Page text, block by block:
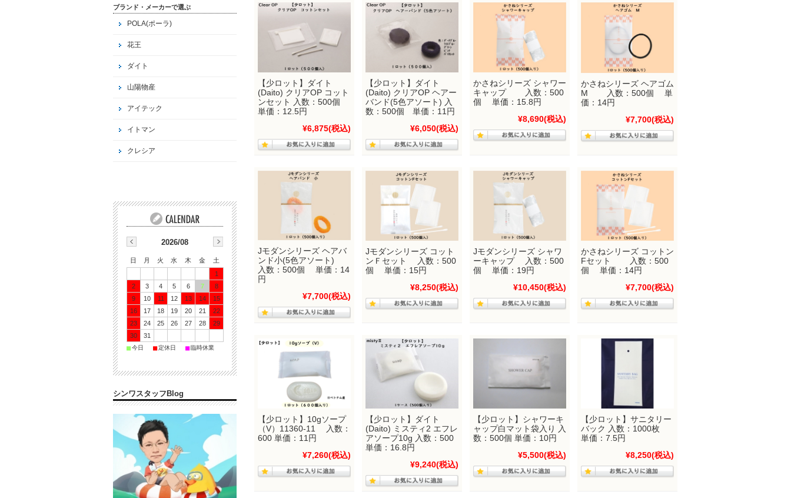
【少ロット】ダイト
(Daito) クリアOP コット
ンセット 入数：500個
単価：12.5円
¥6,875(税込)
【少ロット】ダイト
(Daito) クリアOP ヘアー
バンド(5色アソート) 入
数：500個 単価：11円
¥6,050(税込)
かさねシリーズ シャワー
キャップ 入数：500
個 単価：15.8円
¥8,690(税込)
かさねシリーズ ヘアゴム
M 入数：500個 単
価：14円
¥7,700(税込)
Jモダンシリーズ ヘアバ
ンド小(5色アソート)
入数：500個 単価：14
円
¥7,700(税込)
Jモダンシリーズ コット
ンＦセット 入数：500
個 単価：15円
¥8,250(税込)
Jモダンシリーズ シャワ
ーキャップ 入数：500
個 単価：19円
¥10,450(税込)
かさねシリーズ コットン
Fセット 入数：500
個 単価：14円
¥7,700(税込)
【少ロット】10gソープ
（V）11360-11 入数：
600 単価：11円
¥7,260(税込)
【少ロット】ダイト
(Daito) ミスティ2 エフレ
アソープ10g 入数：500
単価：16.8円
¥9,240(税込)
【少ロット】シャワーキ
ャップ白マット袋入り 入
数：500個 単価：10円
¥5,500(税込)
【少ロット】サニタリー
バック 入数：1000枚
単価：7.5円
¥8,250(税込)
ブランド・メーカーで選ぶ
POLA(ポーラ)
花王
ダイト
山陽物産
アイテック
イトマン
クレシア
2026/08
日 月 火 水 木 金
土
1
2
3 4 5 6 7
8
9
10 11 12 13 14
15
16
17 18 19 20 21
22
23
24 25 26 27 28
29
30
31
■今日 ■定休日 ■臨時休業
シンワスタッフBlog